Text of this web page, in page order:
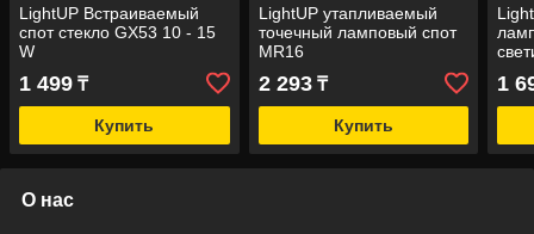
LightUP Встраиваемый
спот стекло GX53 10 - 15
W
1 499 ₸
Купить
LightUP утапливаемый
точечный ламповый спот
MR16
2 293₸
Купить
1
О нас